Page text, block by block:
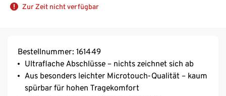
Zur Zeit nicht verfügbar
Bestellnummer: 161449
Ultraflache Abschlüsse – nichts zeichnet sich ab
Aus besonders leichter Microtouch-Qualität – kaum
spürbar für hohen Tragekomfort